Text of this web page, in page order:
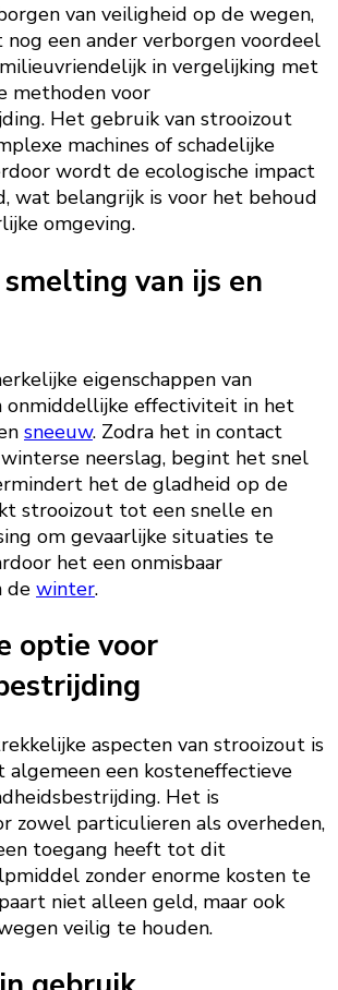
van veiligheid op de wegen,
een ander verborgen voordeel
in vergelijking met
methoden voor
Het gebruik van strooizout
machines of schadelijke
wordt de ecologische impact
wat belangrijk is voor het behoud
omgeving.
van ijs en
eigenschappen van
onmiddellijke effectiviteit in het
sneeuw. Zodra het in contact
neerslag, begint het snel
het de gladheid op de
strooizout tot een snelle en
om gevaarlijke situaties te
het een onmisbaar
de winter.
optie voor
aspecten van strooizout is
een kosteneffectieve
Het is
zowel particulieren als overheden,
toegang heeft tot dit
zonder enorme kosten te
niet alleen geld, maar ook
veilig te houden.